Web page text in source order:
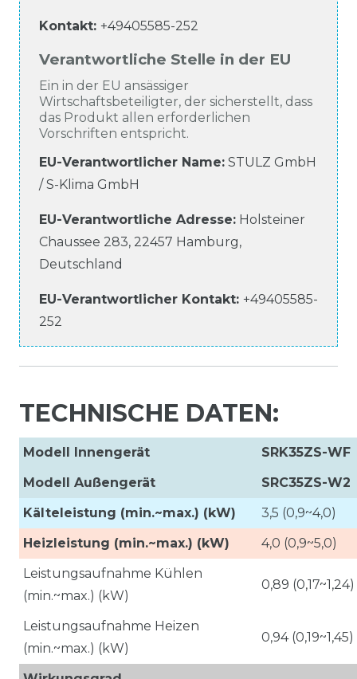
Kontakt: +49405585-252
Verantwortliche Stelle in der EU
Ein in der EU ansässiger
Wirtschaftsbeteiligter, der sicherstellt, dass
das Produkt allen erforderlichen
Vorschriften entspricht.
EU-Verantwortlicher Name: STULZ GmbH
/ S-Klima GmbH
EU-Verantwortliche Adresse: Holsteiner
Chaussee 283, 22457 Hamburg,
Deutschland
EU-Verantwortlicher Kontakt: +49405585-
252
TECHNISCHE DATEN:
Modell Innengerät
SRK35ZS-WF
Modell Außengerät
SRC35ZS-W2
Kälteleistung (min.~max.) (kW)
3,5 (0,9~4,0)
Heizleistung (min.~max.) (kW)
4,0 (0,9~5,0)
Leistungsaufnahme Kühlen
(min.~max.) (kW)
0,89 (0,17~1,24)
Leistungsaufnahme Heizen
(min.~max.) (kW)
0,94 (0,19~1,45)